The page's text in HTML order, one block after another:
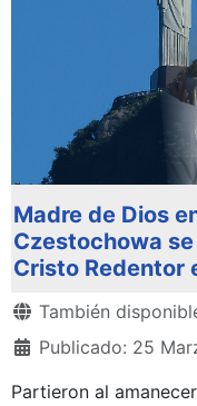
Madre de Dios
Czestochowa
Cristo Redentor
Detalles
También
Publicado: 25
Partieron al